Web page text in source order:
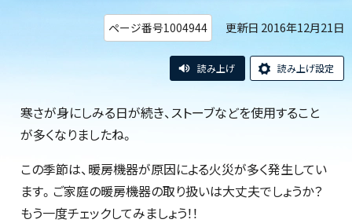
ページ番号1004944 更新日 2016年12月21日
読み上げ 読み上げ設定
寒さが身にしみる日が続き、ストーブなどを使用すること
が多くなりましたね。
この季節は、暖房機器が原因による火災が多く発生してい
ます。ご家庭の暖房機器の取り扱いは大丈夫でしょうか？
もう一度チェックしてみましょう！！